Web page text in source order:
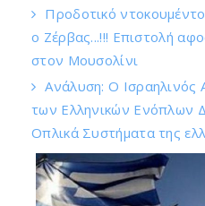
Προδοτικό
ο Ζέρβας...!!! Επιστολή
στον Μουσολίνι
Ανάλυση: Ο Ισραηλινός
των Ελληνικών Ενόπλων
Οπλικά Συστήματα της